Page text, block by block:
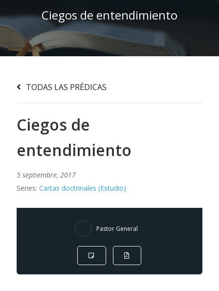
Ciegos de entendimiento
TODAS LAS PRÉDICAS
Ciegos de
entendimiento
5 septiembre, 2017
Series: Cartas doctrinales (Estudio)
Pastor General